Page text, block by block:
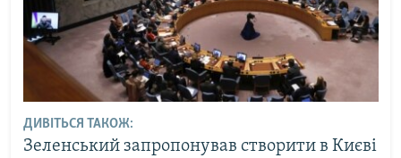
ДИВІТЬСЯ ТАКОЖ:
Зеленський запропонував створити в Києві